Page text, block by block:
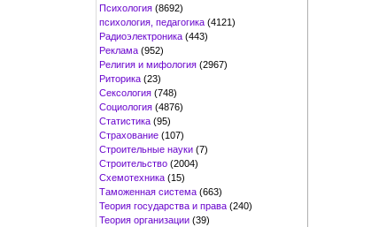
Психология (8692)
психология, педагогика (4121)
Радиоэлектроника (443)
Реклама (952)
Религия и мифология (2967)
Риторика (23)
Сексология (748)
Социология (4876)
Статистика (95)
Страхование (107)
Строительные науки (7)
Строительство (2004)
Схемотехника (15)
Таможенная система (663)
Теория государства и права (240)
Теория организации (39)